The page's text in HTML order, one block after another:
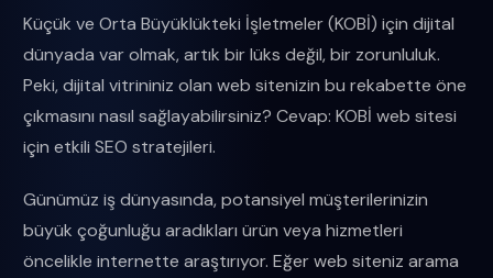
Küçük ve Orta Büyüklükteki İşletmeler (KOBİ) için dijital
dünyada var olmak, artık bir lüks değil, bir zorunluluk.
Peki, dijital vitrininiz olan web sitenizin bu rekabette öne
çıkmasını nasıl sağlayabilirsiniz? Cevap: KOBİ web sitesi
için etkili SEO stratejileri.
Günümüz iş dünyasında, potansiyel müşterilerinizin
büyük çoğunluğu aradıkları ürün veya hizmetleri
öncelikle internette araştırıyor. Eğer web siteniz arama